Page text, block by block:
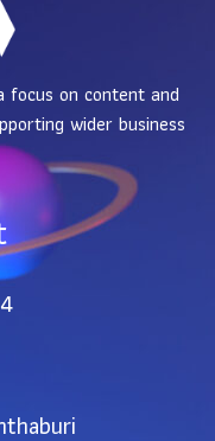
on content and
wider business